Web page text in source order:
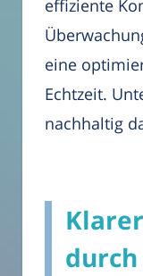
effiziente
eine
Echtzeit.
nachhaltig
durch